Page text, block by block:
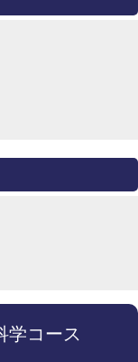
学コース